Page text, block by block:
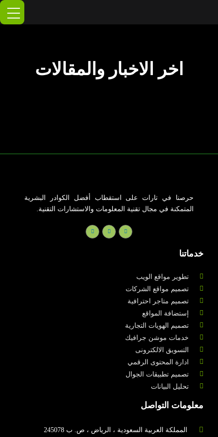
اخر الاخبار والمقالات
حرصنا في تارات على استقطاب أفضل الكوادر البشرية
المتمكنة في مجال تقنية المعلومات والاستشارات التقنية.
خدماتنا
تطوير مواقع الويب
تصميم مواقع الشركات
تصميم متاجر احترافية
إستضافة المواقع
تصميم الهويات التجارية
خدمات موشن جرافيك
التسويق الالكترونى
ادارة المحتوى الرقمي
تصميم تطبيقات الجوال
تحليل البيانات
معلومات التواصل
المملكة العربية السعودية ، الرياض ، ص. ب 245078